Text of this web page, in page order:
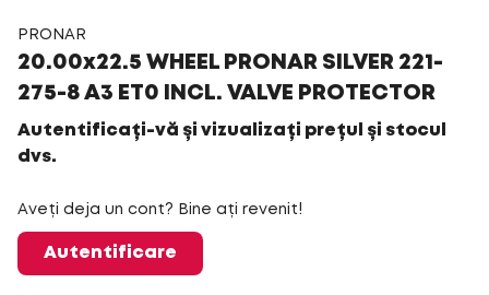
PRONAR
20.00x22.5 WHEEL PRONAR SILVER 221-
275-8 A3 ET0 INCL. VALVE PROTECTOR
Autentificați-vă și vizualizați prețul și stocul
dvs.
Aveți deja un cont? Bine ați revenit!
Autentificare